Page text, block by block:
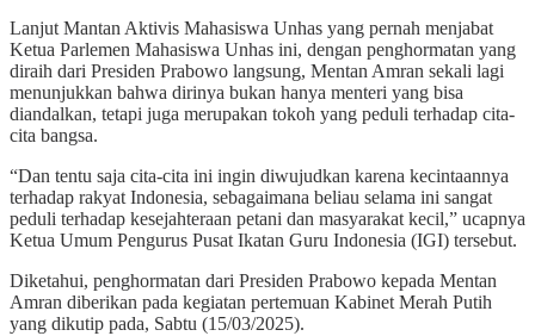
Lanjut Mantan Aktivis Mahasiswa Unhas yang pernah menjabat
Ketua Parlemen Mahasiswa Unhas ini, dengan penghormatan yang
diraih dari Presiden Prabowo langsung, Mentan Amran sekali lagi
menunjukkan bahwa dirinya bukan hanya menteri yang bisa
diandalkan, tetapi juga merupakan tokoh yang peduli terhadap cita-
cita bangsa.
“Dan tentu saja cita-cita ini ingin diwujudkan karena kecintaannya
terhadap rakyat Indonesia, sebagaimana beliau selama ini sangat
peduli terhadap kesejahteraan petani dan masyarakat kecil,” ucapnya
Ketua Umum Pengurus Pusat Ikatan Guru Indonesia (IGI) tersebut.
Diketahui, penghormatan dari Presiden Prabowo kepada Mentan
Amran diberikan pada kegiatan pertemuan Kabinet Merah Putih
yang dikutip pada, Sabtu (15/03/2025).